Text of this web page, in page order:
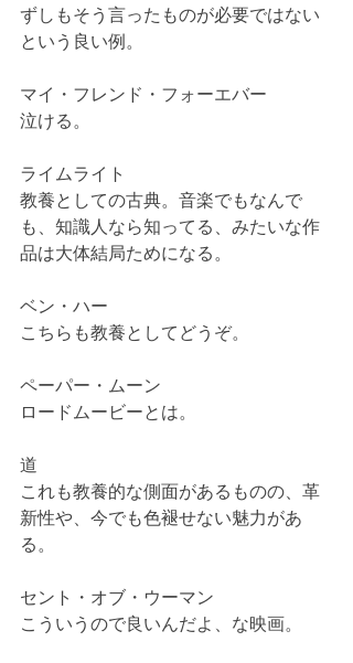
ずしもそう言ったものが必要ではない
という良い例。
マイ・フレンド・フォーエバー
泣ける。
ライムライト
教養としての古典。音楽でもなんで
も、知識人なら知ってる、みたいな作
品は大体結局ためになる。
ベン・ハー
こちらも教養としてどうぞ。
ペーパー・ムーン
ロードムービーとは。
道
これも教養的な側面があるものの、革
新性や、今でも色褪せない魅力があ
る。
セント・オブ・ウーマン
こういうので良いんだよ、な映画。